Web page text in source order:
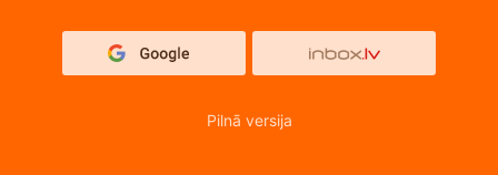
Pilnā versija